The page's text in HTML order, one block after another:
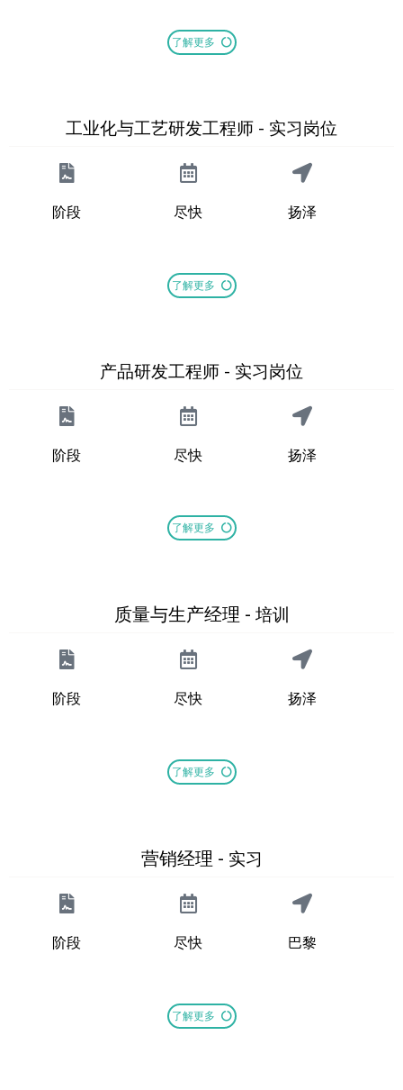
了解更多
工业化与工艺研发工程师 - 实习岗位
阶段 尽快 扬泽
了解更多
产品研发工程师 - 实习岗位
阶段 尽快 扬泽
了解更多
质量与生产经理 - 培训
阶段 尽快 扬泽
了解更多
营销经理 - 实习
阶段 尽快 巴黎
了解更多